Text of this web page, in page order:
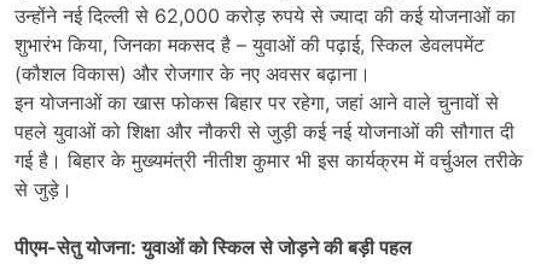
उन्होंने नई दिल्ली से 62,000 करोड़ रुपये से ज्यादा की कई योजनाओं का
शुभारंभ किया, जिनका मकसद है – युवाओं की पढ़ाई, स्किल डेवलपमेंट
(कौशल विकास) और रोजगार के नए अवसर बढ़ाना।
इन योजनाओं का खास फोकस बिहार पर रहेगा, जहां आने वाले चुनावों से
पहले युवाओं को शिक्षा और नौकरी से जुड़ी कई नई योजनाओं की सौगात दी
गई है। बिहार के मुख्यमंत्री नीतीश कुमार भी इस कार्यक्रम में वर्चुअल तरीके
से जुड़े।
पीएम-सेतु योजना: युवाओं को स्किल से जोड़ने की बड़ी पहल